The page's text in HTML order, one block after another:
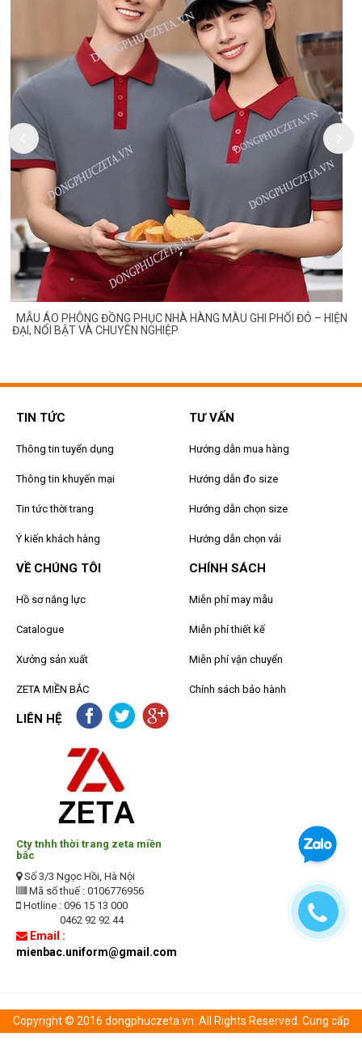
MẪU ÁO PHÔNG ĐỒNG PHỤC NHÀ HÀNG MÀU XANH CỔ VỊT PHỐI
ĐEN – THIẾT KẾ SANG TRỌNG, DỄ GÂY THIỆN CẢM!
TIN TỨC
Thông tin tuyển dụng
Thông tin khuyến mại
Tin tức thời trang
Ý kiến khách hàng
TƯ VẤN
Hướng dẫn mua hàng
Hướng dẫn đo size
Hướng dẫn chọn size
Hướng dẫn chọn vải
VỀ CHÚNG TÔI
Hồ sơ năng lực
Catalogue
Xưởng sản xuất
ZETA MIỀN BẮC
CHÍNH SÁCH
Miễn phí may mẫu
Miễn phí thiết kế
Miễn phí vận chuyển
Chính sách bảo hành
LIÊN HỆ
Cty tnhh thời trang zeta miền
bắc
Số 3/3 Ngọc Hồi, Hà Nội
Mã số thuế : 0106776956
Hotline : 096 15 13 000
0462 92 92 44
Email :
mienbac.uniform@gmail.com
Copyright © 2016 dongphuczeta.vn. All Rights Reserved. Cung cấp